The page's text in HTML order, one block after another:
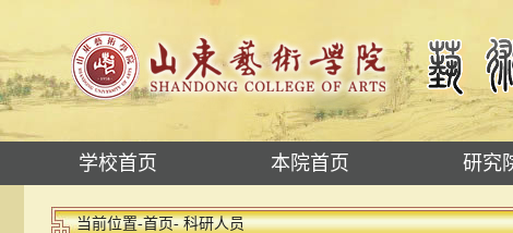
学校首页 本院首页 研究
当前位置-首页- 科研人员